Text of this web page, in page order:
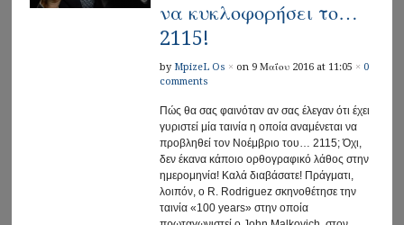
να κυκλοφορήσει το…
2115!
by MpizeL Os × on 9 Μαΐου 2016 at 11:05 × 0
comments
Πώς θα σας φαινόταν αν σας έλεγαν ότι έχει
γυριστεί μία ταινία η οποία αναμένεται να
προβληθεί τον Νοέμβριο του… 2115; Όχι,
δεν έκανα κάποιο ορθογραφικό λάθος στην
ημερομηνία! Καλά διαβάσατε! Πράγματι,
λοιπόν, ο R. Rodriguez σκηνοθέτησε την
ταινία «100 years» στην οποία